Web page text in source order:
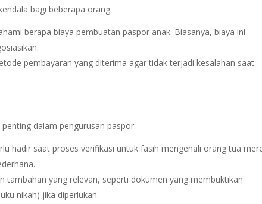
bagi beberapa orang.
berapa biaya pembuatan paspor anak. Biasanya, biaya ini
pembayaran yang diterima agar tidak terjadi kesalahan saat
dalam pengurusan paspor.
hadir saat proses verifikasi untuk fasih mengenali orang tua
tambahan yang relevan, seperti dokumen yang membuktikan
nikah) jika diperlukan.